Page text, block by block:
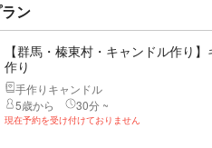
ン
【群馬・榛東村・キャンドル作り
作り
手作りキャンドル
5歳から
30分 ~
現在予約を受け付けておりません